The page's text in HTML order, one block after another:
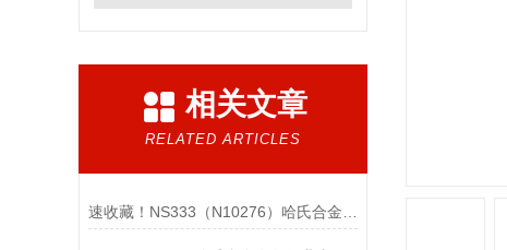
相关文章
RELATED ARTICLES